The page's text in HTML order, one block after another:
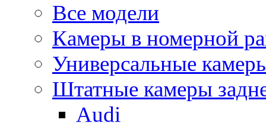
Все модели
Камеры в номерной
Универсальные
Штатные камеры
Audi